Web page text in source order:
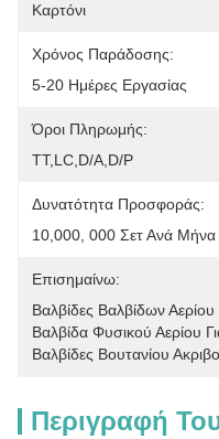
Καρτόνι
Χρόνος Παράδοσης:
5-20 Ημέρες Εργασίας
Όροι Πληρωμής:
ΤΤ,LC,D/A,D/P
Δυνατότητα Προσφοράς:
10,000, 000 Σετ Ανά Μήνα
Επισημαίνω:
Βαλβίδες Βαλβίδων
Βαλβίδα Φυσικού Αερίου
Βαλβίδες Βουτανίου
Περιγραφή